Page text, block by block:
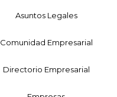
Asuntos Legales
Comunidad Empresarial
Directorio Empresarial